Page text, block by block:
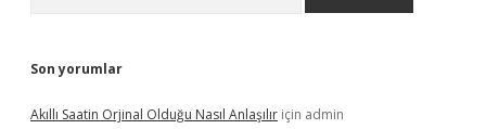
Son yorumlar
Akıllı Saatin Orjinal Olduğu Nasıl Anlaşılır için admin